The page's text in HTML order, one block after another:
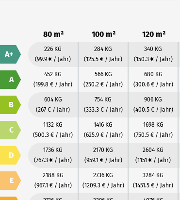
80 m² 100 m² 120 m²
A+
226 KG
(99.9 € / Jahr)
284 KG
(125.5 € / Jahr)
340 KG
(150.3 € / Jahr)
A
452 KG
(199.8 € / Jahr)
566 KG
(250.2 € / Jahr)
680 KG
(300.6 € / Jahr)
B
604 KG
(267 € / Jahr)
754 KG
(333.3 € / Jahr)
906 KG
(400.5 € / Jahr)
C
1132 KG
(500.3 € / Jahr)
1416 KG
(625.9 € / Jahr)
1698 KG
(750.5 € / Jahr)
D
1736 KG
(767.3 € / Jahr)
2170 KG
(959.1 € / Jahr)
2604 KG
(1151 € / Jahr)
E
2188 KG
(967.1 € / Jahr)
2736 KG
(1209.3 € / Jahr)
3284 KG
(1451.5 € / Jahr)